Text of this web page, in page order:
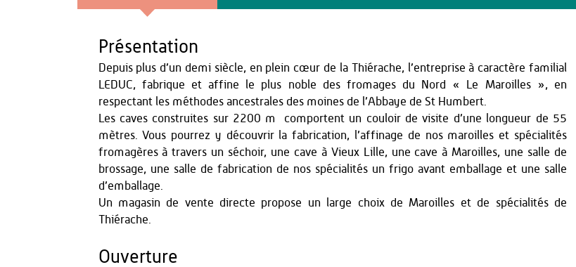
Présentation
Depuis plus d’un demi siècle, en plein cœur de la Thiérache, l’entreprise à caractère familial
LEDUC, fabrique et affine le plus noble des fromages du Nord « Le Maroilles », en
respectant les méthodes ancestrales des moines de l’Abbaye de St Humbert.
Les caves construites sur 2200 m² comportent un couloir de visite d’une longueur de 55
mètres. Vous pourrez y découvrir la fabrication, l’affinage de nos maroilles et spécialités
fromagères à travers un séchoir, une cave à Vieux Lille, une cave à Maroilles, une salle de
brossage, une salle de fabrication de nos spécialités un frigo avant emballage et une salle
d’emballage.
Un magasin de vente directe propose un large choix de Maroilles et de spécialités de
Thiérache.
Ouverture